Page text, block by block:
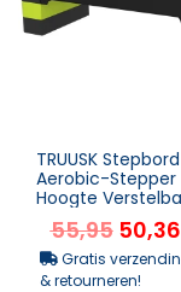
TRUUSK Stepbord
Aerobic-Stepper
Hoogte
Niveaus – Thuis
Traine...
55,95 50,36
Gratis
& retourneren!